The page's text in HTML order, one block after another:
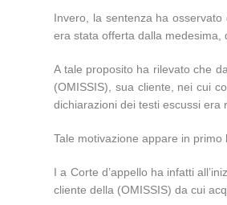
Invero, la sentenza ha
era stata offerta dalla medesima,
A tale proposito ha rilevato che
(OMISSIS), sua cliente, nei cui
dichiarazioni dei testi escussi era
Tale motivazione appare in
I a Corte d’appello ha infatti
cliente della (OMISSIS) da cui